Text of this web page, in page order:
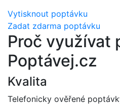
Vytisknout poptávku
Zadat zdarma poptávku
Proč využívat
Poptávej.cz
Kvalita
Telefonicky ověřené